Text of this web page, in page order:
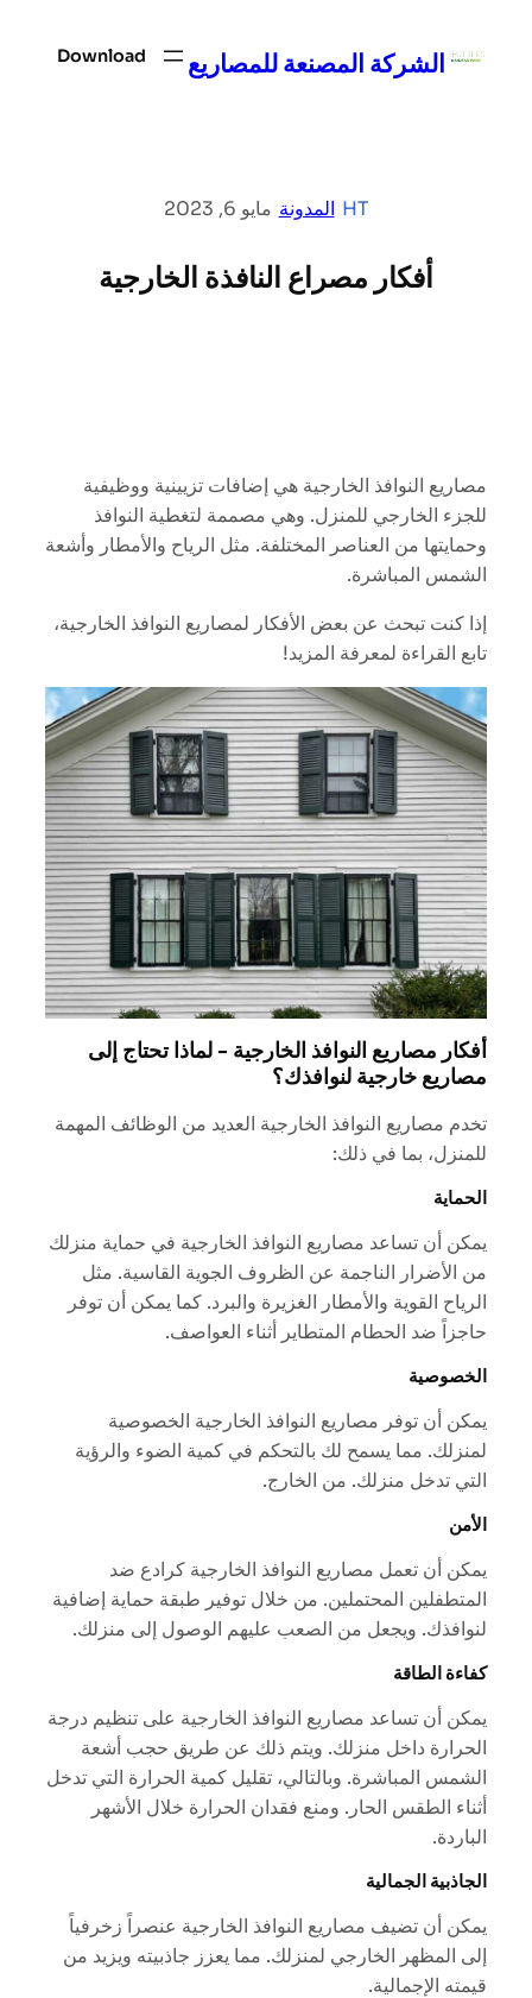
الشركة المصنعة للمصاريع Download
HT المدونة مايو 6, 2023
أفكار مصراع النافذة الخارجية
مصاريع النوافذ الخارجية هي إضافات تزيينية ووظيفية
للجزء الخارجي للمنزل. وهي مصممة لتغطية النوافذ
وحمايتها من العناصر المختلفة. مثل الرياح والأمطار وأشعة
الشمس المباشرة.
إذا كنت تبحث عن بعض الأفكار لمصاريع النوافذ الخارجية،
تابع القراءة لمعرفة المزيد!
أفكار مصاريع النوافذ الخارجية - لماذا تحتاج إلى
مصاريع خارجية لنوافذك؟
تخدم مصاريع النوافذ الخارجية العديد من الوظائف المهمة
للمنزل، بما في ذلك:
الحماية
يمكن أن تساعد مصاريع النوافذ الخارجية في حماية منزلك
من الأضرار الناجمة عن الظروف الجوية القاسية. مثل
الرياح القوية والأمطار الغزيرة والبرد. كما يمكن أن توفر
حاجزاً ضد الحطام المتطاير أثناء العواصف.
الخصوصية
يمكن أن توفر مصاريع النوافذ الخارجية الخصوصية
لمنزلك. مما يسمح لك بالتحكم في كمية الضوء والرؤية
التي تدخل منزلك. من الخارج.
الأمن
يمكن أن تعمل مصاريع النوافذ الخارجية كرادع ضد
المتطفلين المحتملين. من خلال توفير طبقة حماية إضافية
لنوافذك. ويجعل من الصعب عليهم الوصول إلى منزلك.
كفاءة الطاقة
يمكن أن تساعد مصاريع النوافذ الخارجية على تنظيم درجة
الحرارة داخل منزلك. ويتم ذلك عن طريق حجب أشعة
الشمس المباشرة. وبالتالي، تقليل كمية الحرارة التي تدخل
أثناء الطقس الحار. ومنع فقدان الحرارة خلال الأشهر
الباردة.
الجاذبية الجمالية
يمكن أن تضيف مصاريع النوافذ الخارجية عنصراً زخرفياً
إلى المظهر الخارجي لمنزلك. مما يعزز جاذبيته ويزيد من
قيمته الإجمالية.